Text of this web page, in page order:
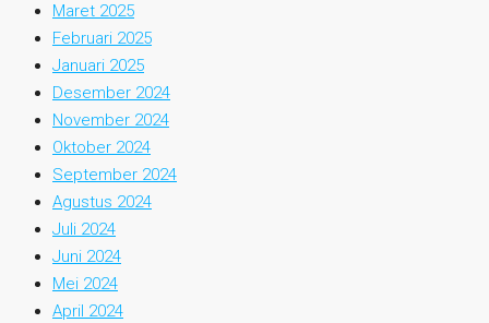
Maret 2025
Februari 2025
Januari 2025
Desember 2024
November 2024
Oktober 2024
September 2024
Agustus 2024
Juli 2024
Juni 2024
Mei 2024
April 2024